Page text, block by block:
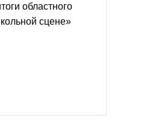
областного
сцене»